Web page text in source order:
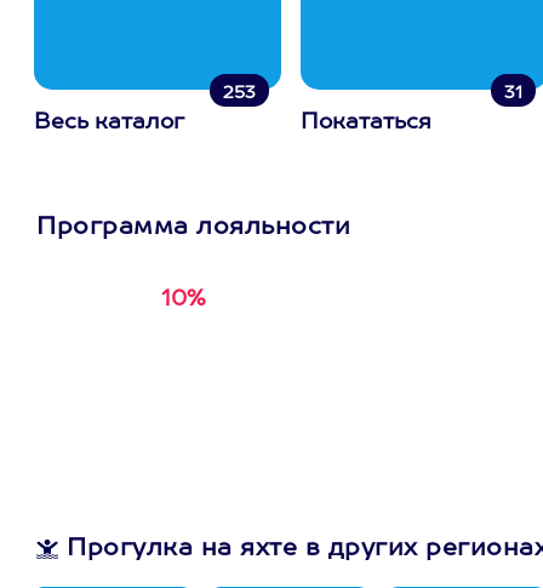
253
Весь каталог
31
Покататься
Программа лояльности
10%
Прогулка на яхте в других